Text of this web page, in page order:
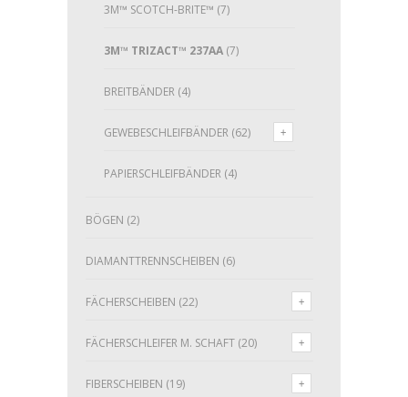
3M™ SCOTCH-BRITE™ (7)
3M™ TRIZACT™ 237AA (7)
BREITBÄNDER (4)
GEWEBESCHLEIFBÄNDER (62)
PAPIERSCHLEIFBÄNDER (4)
BÖGEN (2)
DIAMANTTRENNSCHEIBEN (6)
FÄCHERSCHEIBEN (22)
FÄCHERSCHLEIFER M. SCHAFT (20)
FIBERSCHEIBEN (19)